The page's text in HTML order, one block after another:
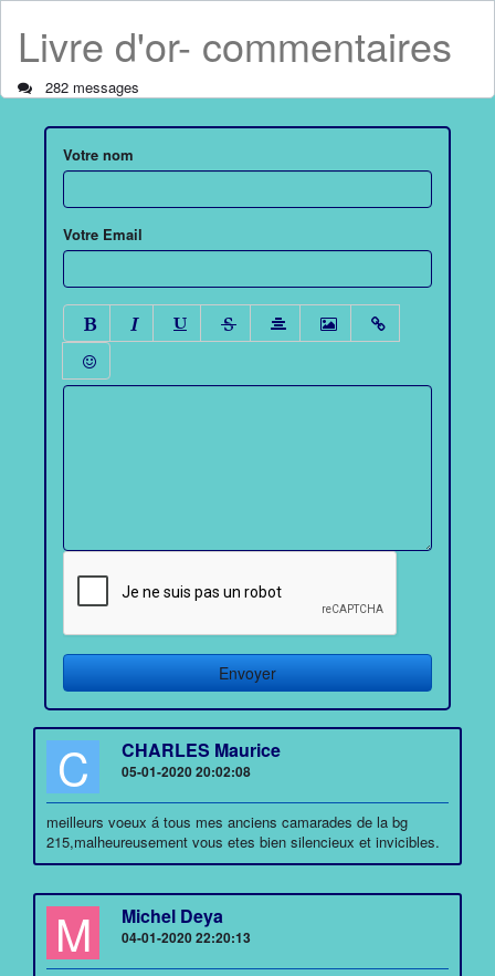
Livre d'or- commentaires
282 messages
Votre nom
Votre Email
C CHARLES Maurice
05-01-2020 20:02:08
meilleurs voeux á tous mes anciens camarades de la bg
215,malheureusement vous etes bien silencieux et invicibles.
M Michel Deya
04-01-2020 22:20:13